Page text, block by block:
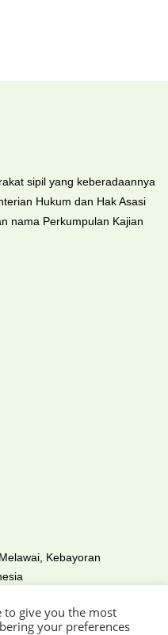
sipil yang keberadaannya
Hukum dan Hak Asasi
nama Perkumpulan Kajian
Kebayoran
to give you the most
your preferences